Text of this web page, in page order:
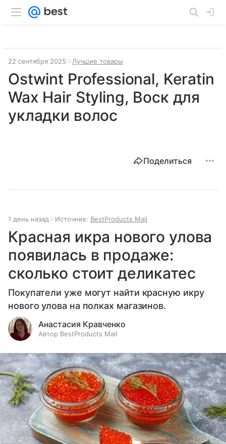
22 сентября 2025 Лучшие товары
Ostwint Professional, Keratin
Wax Hair Styling, Воск для
укладки волос
Поделиться
1 день назад Источник: BestProducts Mail
Красная икра нового улова
появилась в продаже:
сколько стоит деликатес
Покупатели уже могут найти красную икру
нового улова на полках магазинов.
Анастасия Кравченко
Автор BestProducts Mail